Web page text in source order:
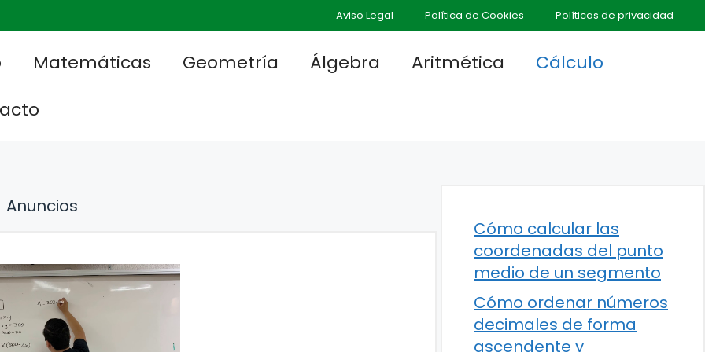
Aviso Legal Política de Cookies Políticas de privacidad
Matemáticas Geometría Álgebra Aritmética
Cálculo
Anuncios
Cómo calcular las
coordenadas del punto
medio de un segmento
Cómo ordenar números
decimales de forma
ascendente y